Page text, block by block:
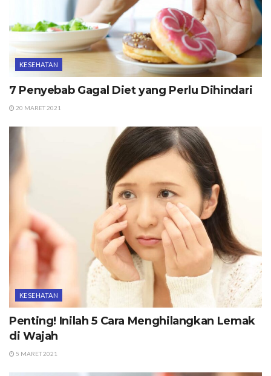
KESEHATAN
7 Penyebab Gagal Diet yang Perlu Dihindari
20 MARET 2021
KESEHATAN
Penting! Inilah 5 Cara Menghilangkan Lemak
di Wajah
5 MARET 2021